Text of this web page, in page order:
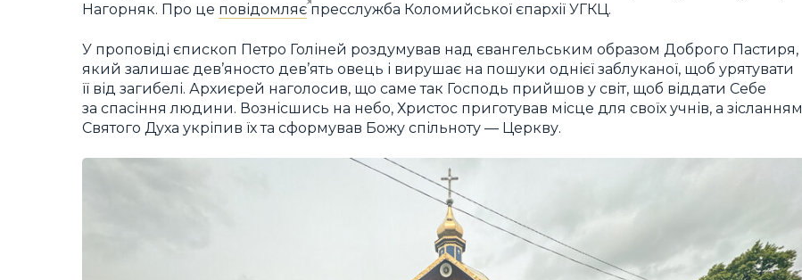
Нагорняк. Про це повідомляєпресслужба Коломийської єпархії УГКЦ.
У проповіді єпископ Петро Голіней роздумував над євангельським образом Доброго Пастиря,
який залишає дев’яносто дев’ять овець і вирушає на пошуки однієї заблуканої, щоб урятувати
її від загибелі. Архиєрей наголосив, що саме так Господь прийшов у світ, щоб віддати Себе
за спасіння людини. Вознісшись на небо, Христос приготував місце для своїх учнів, а зісланням
Святого Духа укріпив їх та сформував Божу спільноту — Церкву.